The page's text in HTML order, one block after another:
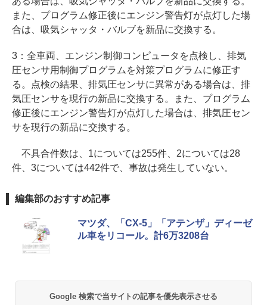
また、プログラム修正後にエンジン警告灯が点灯した場
合は、吸気シャッタ・バルブを新品に交換する。
3：全車両、エンジン制御コンピュータを点検し、排気
圧センサ用制御プログラムを対策プログラムに修正す
る。点検の結果、排気圧センサに異常がある場合は、排
気圧センサを現行の新品に交換する。また、プログラム
修正後にエンジン警告灯が点灯した場合は、排気圧セン
サを現行の新品に交換する。
不具合件数は、1については255件、2については28
件、3については442件で、事故は発生していない。
編集部のおすすめ記事
マツダ、「CX-5」「アテンザ」ディーゼ
ル車をリコール。計6万3208台
Google 検索で当サイトの記事を優先表示させる